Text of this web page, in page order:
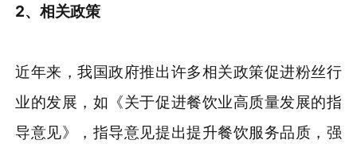
2、相关政策
近年来，我国政府推出许多相关政策促进粉丝行
业的发展，如《关于促进餐饮业高质量发展的指
导意见》，指导意见提出提升餐饮服务品质，强